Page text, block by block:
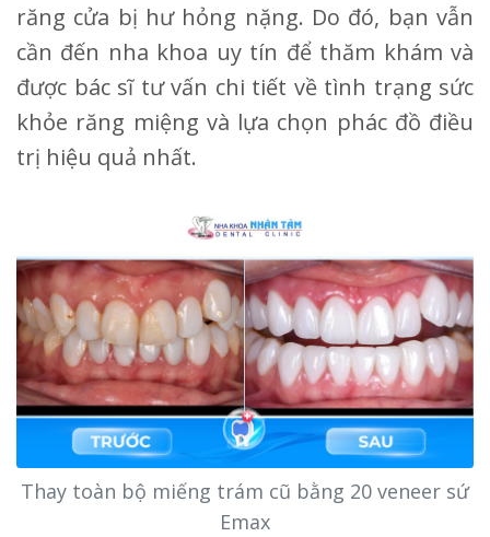
răng cửa bị hư hỏng nặng. Do đó, bạn vẫn
cần đến nha khoa uy tín để thăm khám và
được bác sĩ tư vấn chi tiết về tình trạng sức
khỏe răng miệng và lựa chọn phác đồ điều
trị hiệu quả nhất.
Thay toàn bộ miếng trám cũ bằng 20 veneer sứ
Emax